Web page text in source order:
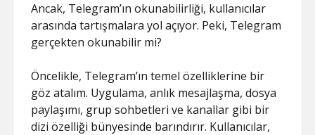
SAYFA LISTESI
TWITTER PROFIL RESMI SILME
Ancak, Telegram’ın okunabilirliği, kullanıcılar
arasında tartışmalara yol açıyor. Peki, Telegram
gerçekten okunabilir mi?
Öncelikle, Telegram’ın temel özelliklerine bir
göz atalım. Uygulama, anlık mesajlaşma, dosya
paylaşımı, grup sohbetleri ve kanallar gibi bir
dizi özelliği bünyesinde barındırır. Kullanıcılar,